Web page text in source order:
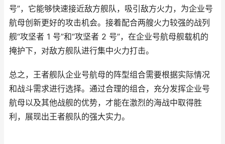
号”，它能够快速接近敌方舰队，吸引敌方火力，为企业号
航母创新更好的攻击机会。接着配合两艘火力较强的战列
舰“攻坚者 1 号”和“攻坚者 2 号”，在企业号航母舰载机的
掩护下，对敌方舰队进行集中火力打击。
总之，王者舰队企业号航母的阵型组合需要根据实际情况
和战斗需求进行选择。通过合理的组合，充分发挥企业号
航母以及其他战舰的优势，才能在激烈的海战中取得胜
利，展现出王者舰队的强大实力。